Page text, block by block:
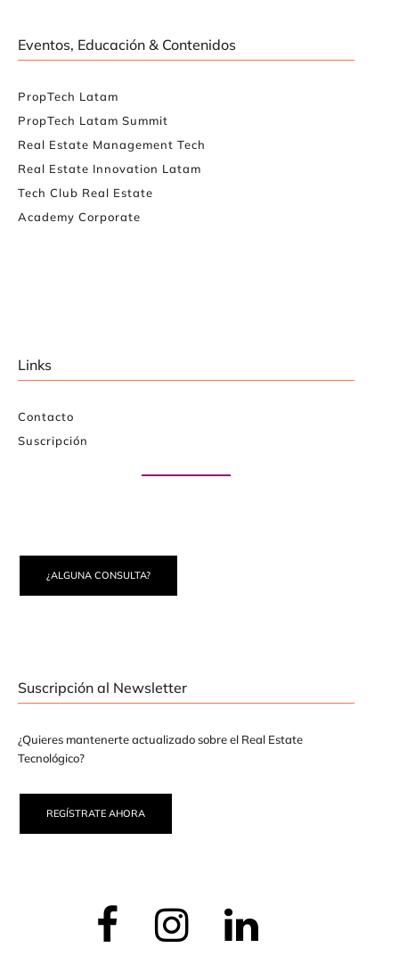
Eventos, Educación & Contenidos
PropTech Latam
PropTech Latam Summit
Real Estate Management Tech
Real Estate Innovation Latam
Tech Club Real Estate
Academy Corporate
Links
Contacto
Suscripción
¿ALGUNA CONSULTA?
Suscripción al Newsletter
¿Quieres mantenerte actualizado sobre el Real Estate
Tecnológico?
REGÍSTRATE AHORA